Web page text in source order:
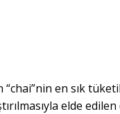
“chai”nin en sık
elde edilen